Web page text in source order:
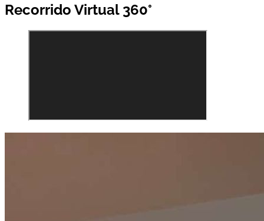
Recorrido Virtual 360°